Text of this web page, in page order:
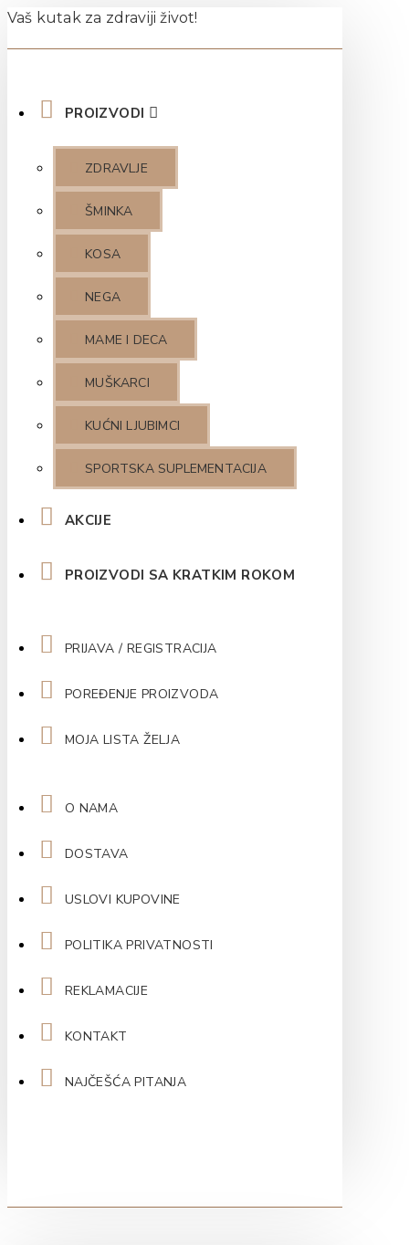
Vaš kutak za zdraviji život!
PROIZVODI
ZDRAVLJE
ŠMINKA
KOSA
NEGA
MAME I DECA
MUŠKARCI
KUĆNI LJUBIMCI
SPORTSKA SUPLEMENTACIJA
AKCIJE
PROIZVODI SA KRATKIM ROKOM
PRIJAVA / REGISTRACIJA
POREĐENJE PROIZVODA
MOJA LISTA ŽELJA
O NAMA
DOSTAVA
USLOVI KUPOVINE
POLITIKA PRIVATNOSTI
REKLAMACIJE
KONTAKT
NAJČEŠĆA PITANJA